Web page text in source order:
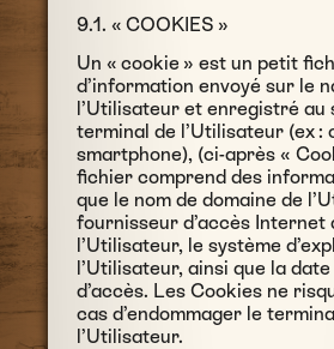
9.1. « COOKIES »
Un « cookie » est un petit
d’information envoyé sur le
l’Utilisateur et enregistré au
terminal de l’Utilisateur (ex :
smartphone), (ci-après «
fichier comprend des
que le nom de domaine de
fournisseur d’accès Internet
l’Utilisateur, le système
l’Utilisateur, ainsi que la date
d’accès. Les Cookies ne
cas d’endommager le
l’Utilisateur.